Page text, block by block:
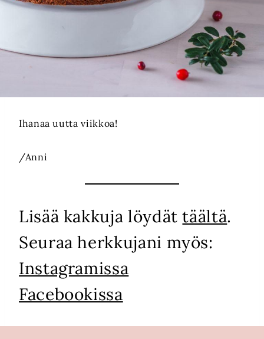
Ihanaa uutta viikkoa!
/Anni
Lisää kakkuja löydättäältä.
Seuraa herkkujani myös:
Instagramissa
Facebookissa